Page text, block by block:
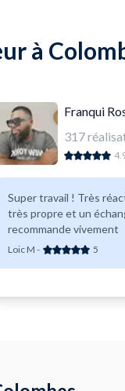
à
Franqui
317
Super travail ! Très réactif et . Un travail
très propre et un
recommande vivement
Loic M - 5